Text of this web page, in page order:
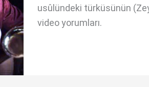
usûlündeki türküsünün
video yorumları.